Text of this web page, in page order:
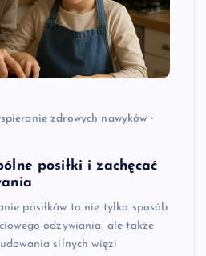
zdrowych nawyków
posiłki i zachęcać
posiłków to nie tylko sposób
odżywiania, ale także
silnych więzi